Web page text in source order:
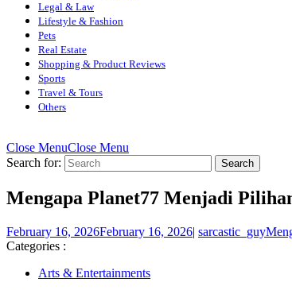
Legal & Law
Lifestyle & Fashion
Pets
Real Estate
Shopping & Product Reviews
Sports
Travel & Tours
Others
Close MenuClose Menu
Search for:
Mengapa Planet77 Menjadi
February 16, 2026February 16, 2026| sarcastic_guy
Categories :
Arts & Entertainments